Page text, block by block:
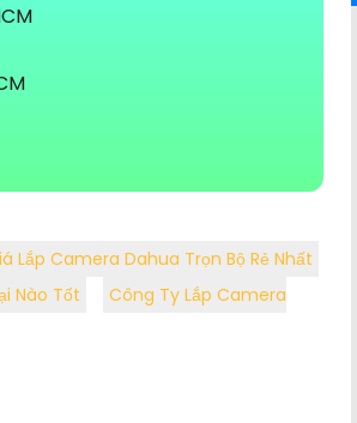
Lắp Camera Dahua Trọn Bộ Rẻ Nhất
Nào Tốt
Công Ty Lắp Camera